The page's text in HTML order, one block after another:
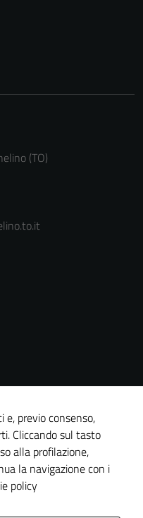
(TO)
e, previo consenso,
Cliccando sul tasto
alla profilazione,
la navigazione con i
policy